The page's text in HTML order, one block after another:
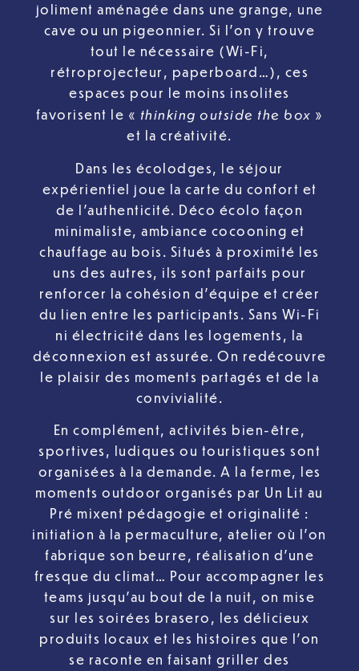
joliment aménagée dans une grange, une
cave ou un pigeonnier. Si l’on y trouve
tout le nécessaire (Wi-Fi,
rétroprojecteur, paperboard…), ces
espaces pour le moins insolites
favorisent le « thinking outside the box »
et la créativité.
Dans les écolodges, le séjour
expérientiel joue la carte du confort et
de l’authenticité. Déco écolo façon
minimaliste, ambiance cocooning et
chauffage au bois. Situés à proximité les
uns des autres, ils sont parfaits pour
renforcer la cohésion d’équipe et créer
du lien entre les participants. Sans Wi-Fi
ni électricité dans les logements, la
déconnexion est assurée. On redécouvre
le plaisir des moments partagés et de la
convivialité.
En complément, activités bien-être,
sportives, ludiques ou touristiques sont
organisées à la demande. A la ferme, les
moments outdoor organisés par Un Lit au
Pré mixent pédagogie et originalité :
initiation à la permaculture, atelier où l’on
fabrique son beurre, réalisation d’une
fresque du climat… Pour accompagner les
teams jusqu’au bout de la nuit, on mise
sur les soirées brasero, les délicieux
produits locaux et les histoires que l’on
se raconte en faisant griller des